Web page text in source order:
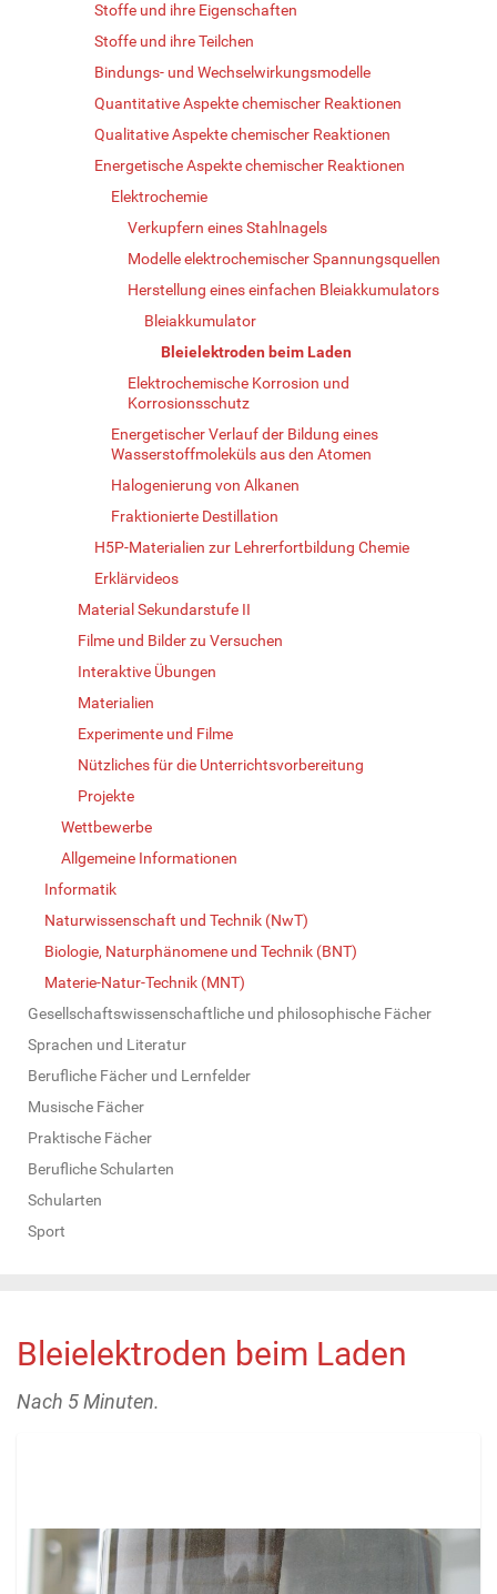
Stoffe und ihre Eigenschaften
Stoffe und ihre Teilchen
Bindungs- und Wechselwirkungsmodelle
Quantitative Aspekte chemischer Reaktionen
Qualitative Aspekte chemischer Reaktionen
Energetische Aspekte chemischer Reaktionen
Elektrochemie
Verkupfern eines Stahlnagels
Modelle elektrochemischer Spannungsquellen
Herstellung eines einfachen Bleiakkumulators
Bleiakkumulator
Bleielektroden beim Laden
Elektrochemische Korrosion und
Korrosionsschutz
Energetischer Verlauf der Bildung eines
Wasserstoffmoleküls aus den Atomen
Halogenierung von Alkanen
Fraktionierte Destillation
H5P-Materialien zur Lehrerfortbildung Chemie
Erklärvideos
Material Sekundarstufe II
Filme und Bilder zu Versuchen
Interaktive Übungen
Materialien
Experimente und Filme
Nützliches für die Unterrichtsvorbereitung
Projekte
Wettbewerbe
Allgemeine Informationen
Informatik
Naturwissenschaft und Technik (NwT)
Biologie, Naturphänomene und Technik (BNT)
Materie-Natur-Technik (MNT)
Gesellschaftswissenschaftliche und philosophische Fächer
Sprachen und Literatur
Berufliche Fächer und Lernfelder
Musische Fächer
Praktische Fächer
Berufliche Schularten
Schularten
Sport
Bleielektroden beim Laden
Nach 5 Minuten.